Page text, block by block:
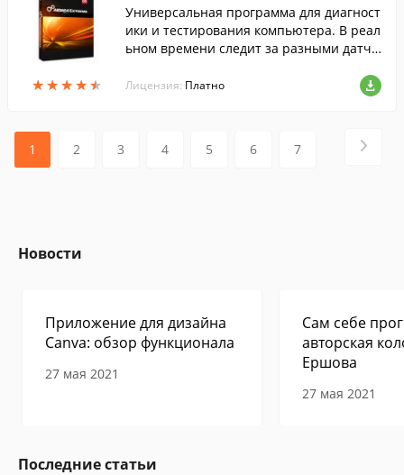
★★★★★
★★★★★
Универсальная программа для диагност
ики и тестирования компьютера. В реал
ьном времени следит за разными датчи
показания на экран.
Лицензия: Платно
1 2 3 4 5 6 7
Новости
Приложение для дизайна
Canva: обзор функционала
27 мая 2021
Сам себе
авторская
Ершова
27 мая 2021
Последние статьи